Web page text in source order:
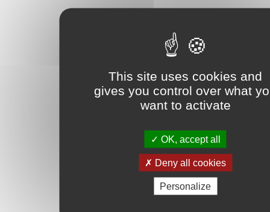
This site uses cookies and
gives you control over what
want to activate
OK, accept all
Deny all cookies
Personalize